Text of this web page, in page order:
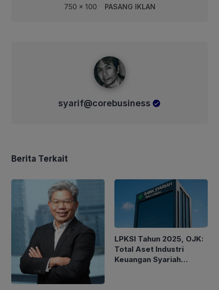
750 x 100 PASANG IKLAN
syarif@corebusiness
Berita Terkait
LPKSI Tahun 2025, OJK:
Total Aset Industri
Keuangan Syariah